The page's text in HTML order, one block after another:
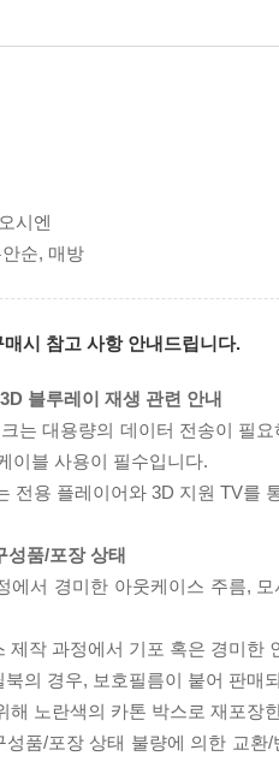
시엔
순, 매방
시 참고 사항 안내드립니다.
블루레이 재생 관련 안내
는 대용량의 데이터 전송이 필
이블 사용이 필수입니다.
전용 플레이어와 3D 지원 TV를
품/포장 상태
에서 경미한 아웃케이스 주름,
제작 과정에서 기포 혹은 경미한
북의 경우, 보호필름이 붙어 판매
해 노란색의 카톤 박스로 재포장
성품/포장 상태 불량에 의한 교